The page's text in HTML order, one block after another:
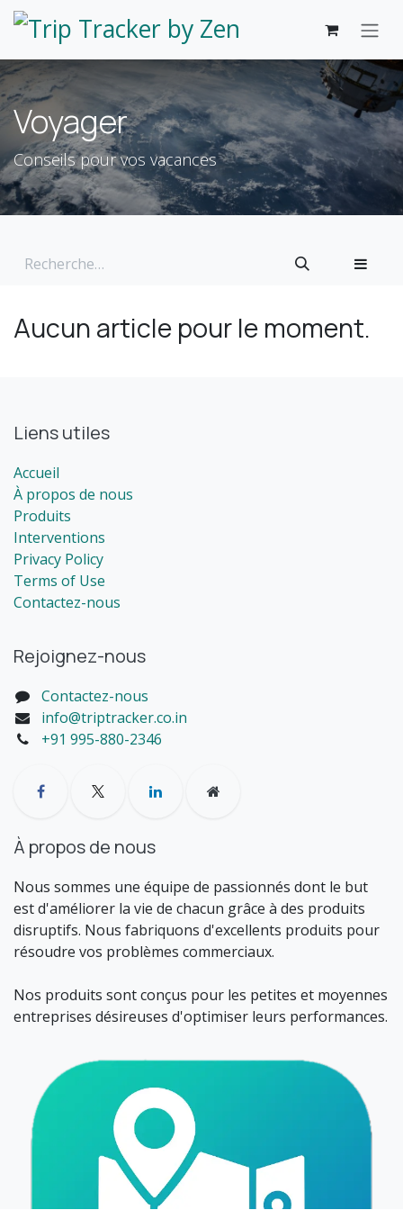
Se rendre au contenu
Voyager
Conseils pour vos vacances
Aucun article pour le moment.
Liens utiles
Accueil
À propos de nous
Produits
Interventions
Privacy Policy
Terms of Use
Contactez-nous
Rejoignez-nous
Contactez-nous
info@triptracker.co.in
+91 995-880-2346
À propos de nous
Nous sommes une équipe de passionnés dont le but
est d'améliorer la vie de chacun grâce à des produits
disruptifs. Nous fabriquons d'excellents produits pour
résoudre vos problèmes commerciaux.
Nos produits sont conçus pour les petites et moyennes
entreprises désireuses d'optimiser leurs performances.